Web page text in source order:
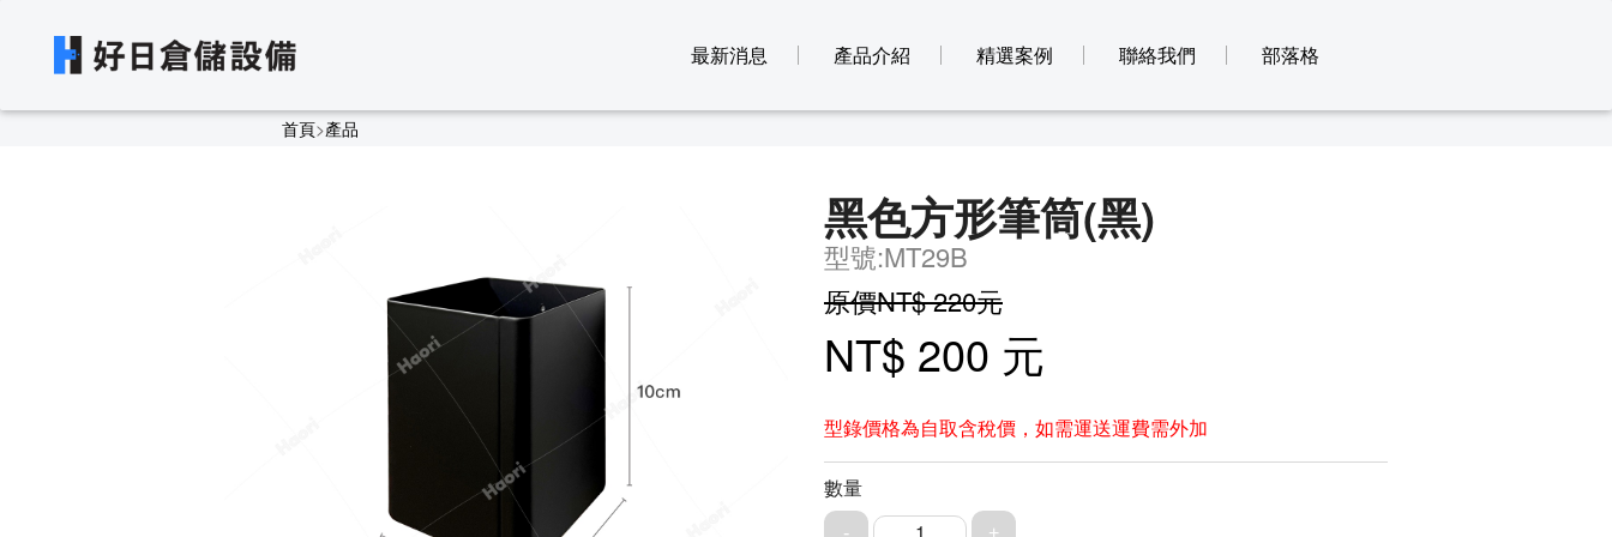
最新消息 產品介紹 精選案例 聯絡我們 部落格
首頁>產品
黑色方形筆筒(黑)
型號:MT29B
原價NT$ 220元
NT$ 200 元
型錄價格為自取含稅價，如需運送運費需外加
數量
1